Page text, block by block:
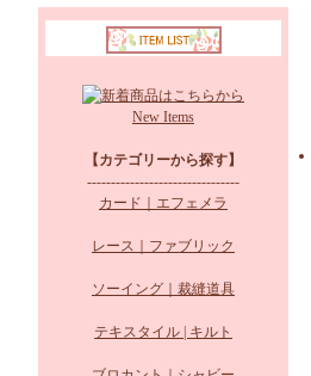
New Items
【カテゴリーから探す】
--------------------------------
カード｜エフェメラ
レース｜ファブリック
ソーイング｜裁縫道具
テキスタイル | キルト